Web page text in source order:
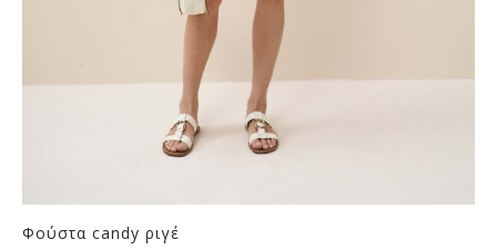
Φούστα candy ριγέ